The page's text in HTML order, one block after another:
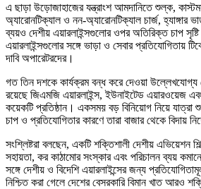
এ ছাড়া উড়োজাহাজের যন্ত্রাংশ আমদানিতে শুল্ক,
অ্যারোনটিক্যাল ও নন-অ্যারোনটিক্যাল চার্জ, হ্যাঙ্গার
ব্যয়ও দেশীয় এয়ারলাইন্সগুলোর ওপর অতিরিক্ত চাপ
এয়ারলাইন্সগুলোর সঙ্গে ভাড়া ও সেবার প্রতিযোগিতায়
দাবি অপারেটরদের।
গত তিন দশকে কার্যক্রম বন্ধ করে দেওয়া উল্লেখযোগ্য
রয়েছে জিএমজি এয়ারলাইন্স, ইউনাইটেড এয়ারওয়েজ
কয়েকটি প্রতিষ্ঠান। একসময় বড় বিনিয়োগ নিয়ে যাত্রা
চাপ ও প্রতিযোগিতার কারণে তারা বাজার থেকে বিদায়
সংশ্লিষ্টরা বলছেন, একটি শক্তিশালী দেশীয় এভিয়েশন
সহায়তা, কর কাঠামোর সংস্কার এবং পরিচালন ব্যয়
সঙ্গে দেশীয় ও বিদেশি এয়ারলাইন্সের জন্য
নিশ্চিত করা গেলে দেশের বেসরকারি বিমান খাত আরও